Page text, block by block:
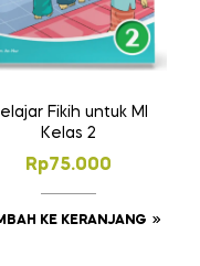
Fikih untuk MI
Kelas 2
Rp75.000
KE KERANJANG